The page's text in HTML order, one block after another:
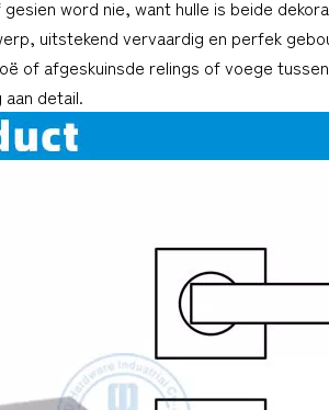
word nie, want hulle is beide
uitstekend vervaardig en perfek
of afgeskuinsde relings of voege
aan detail.